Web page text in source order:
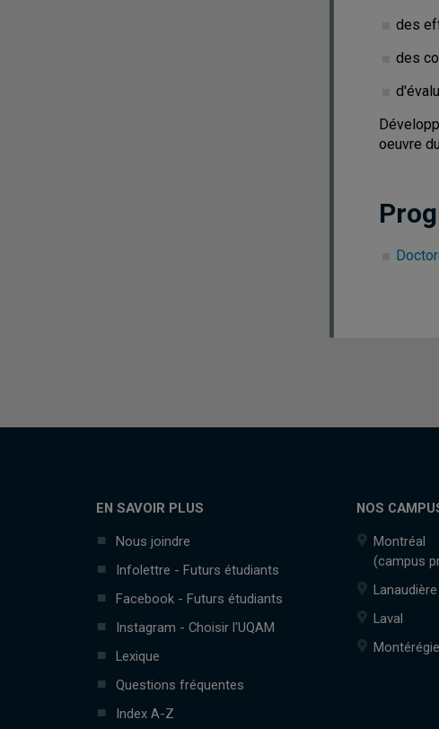
des
des
oeuvre
EN SAVOIR PLUS
Nous joindre
Infolettre - Futurs étudiants
Facebook - Futurs étudiants
Instagram - Choisir l'UQAM
Lexique
Questions fréquentes
Index A-Z
NOS
Montréal
(campus
Lanaudière
Laval